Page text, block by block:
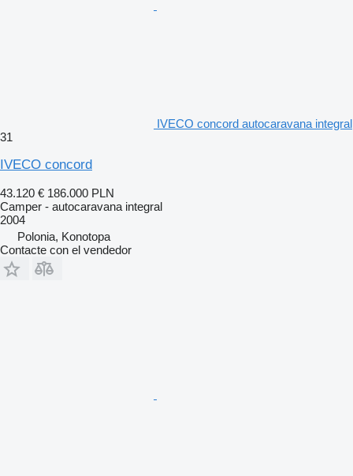
IVECO concord autocaravana integral
31
IVECO concord
43.120 € 186.000 PLN
Camper - autocaravana integral
2004
Polonia, Konotopa
Contacte con el vendedor